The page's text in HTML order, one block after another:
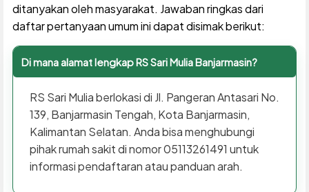
ditanyakan oleh masyarakat. Jawaban ringkas dari
daftar pertanyaan umum ini dapat disimak berikut:
Di mana alamat lengkap RS Sari Mulia Banjarmasin?
RS Sari Mulia berlokasi di Jl. Pangeran Antasari No.
139, Banjarmasin Tengah, Kota Banjarmasin,
Kalimantan Selatan. Anda bisa menghubungi
pihak rumah sakit di nomor 05113261491 untuk
informasi pendaftaran atau panduan arah.